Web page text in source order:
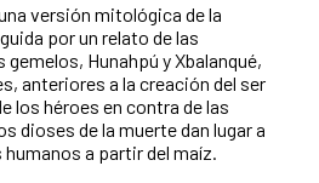
versión mitológica de la
por un relato delas
Hunahpú y Xbalanqué,
anteriores a la creación del ser
los héroes en contra de las
dioses de la muerte dan lugar a
a partir del maíz.